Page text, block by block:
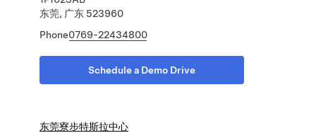
东莞, 广东 523960
Phone0769-22434800
Schedule a Demo Drive
东莞寮步特斯拉中心